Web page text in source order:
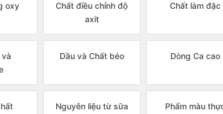
oxy
Chất điều chỉnh độ
axit
Chất làm đặc
và
Dầu và Chất béo Dòng Ca cao
Nguyên liệu từ sữa
Phẩm màu